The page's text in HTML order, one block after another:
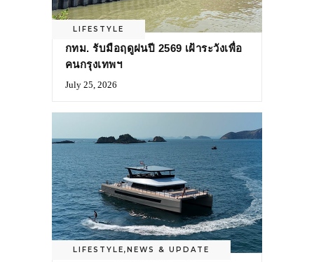
LIFESTYLE
กทม. รับมือฤดูฝนปี 2569 เฝ้าระวังเพื่อ
คนกรุงเทพฯ
July 25, 2026
LIFESTYLE, NEWS & UPDATE